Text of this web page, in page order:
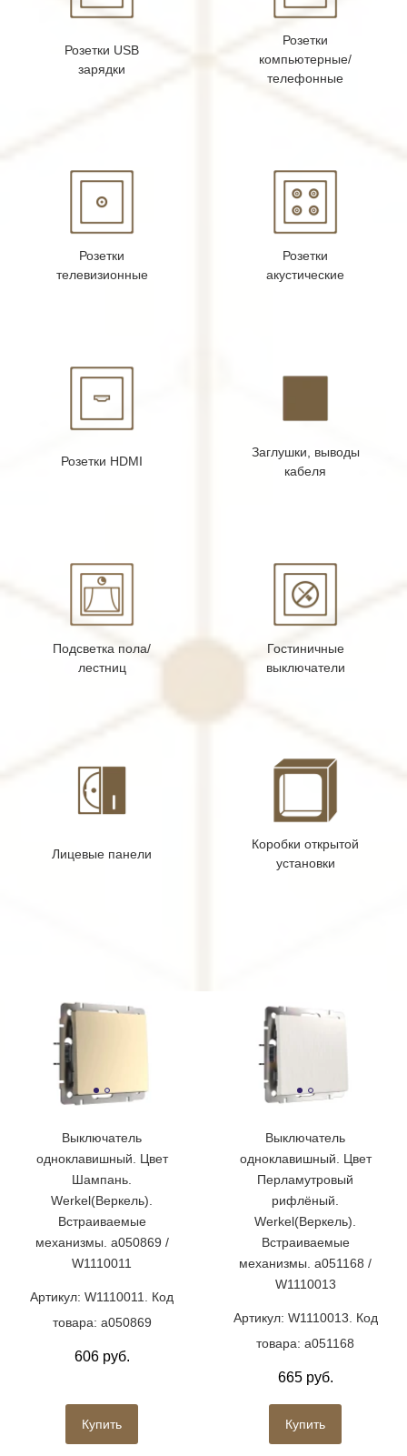
Розетки USB
зарядки
Розетки
компьютерные/
телефонные
Розетки
телевизионные
Розетки
акустические
Розетки HDMI
Заглушки, выводы
кабеля
Подсветка пола/
лестниц
Гостиничные
выключатели
Лицевые панели
Коробки открытой
установки
Выключатель
одноклавишный. Цвет
Шампань.
Werkel(Веркель).
Встраиваемые
механизмы. a050869 /
W1110011
Артикул: W1110011. Код
товара: a050869
606 руб.
Купить
Выключатель
одноклавишный. Цвет
Перламутровый
рифлёный.
Werkel(Веркель).
Встраиваемые
механизмы. a051168 /
W1110013
Артикул: W1110013. Код
товара: a051168
665 руб.
Купить